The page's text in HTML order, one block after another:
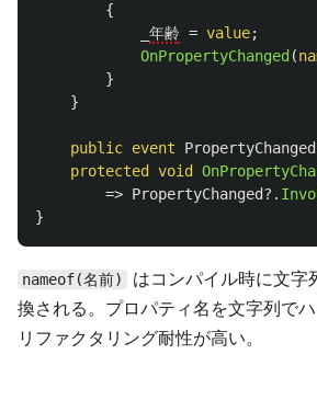
{
年齢 = value;
OnPropertyChanged (
}
}
public event
protected
void
=> PropertyChanged?.
}
nameof(名前) はコンパイル時に文字
換される。プロパティ名を文字列で
リファクタリング耐性が高い。